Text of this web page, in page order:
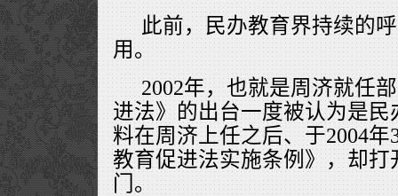
此前，民办教育界持续的
用。
2002年，也就是周济就任
进法》的出台一度被认为是
料在周济上任之后、于2004
教育促进法实施条例》，却打
门。